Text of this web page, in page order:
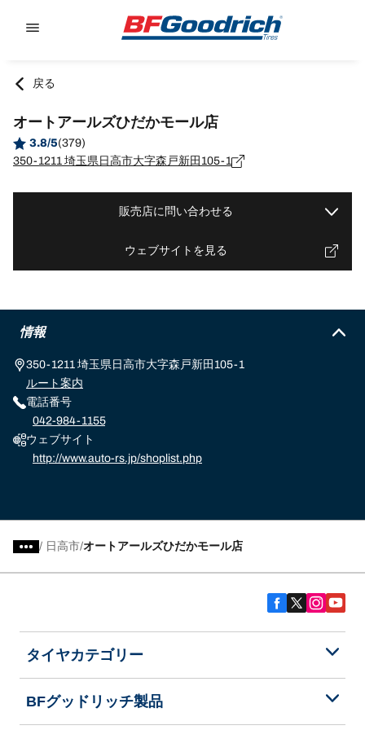
戻る
オートアールズひだかモール店
3.8/5(379)
350-1211 埼玉県日高市大字森戸新田105-1
販売店に問い合わせる
ウェブサイトを見る
情報
350-1211 埼玉県日高市大字森戸新田105-1
ルート案内
電話番号
042-984-1155
ウェブサイト
http://www.auto-rs.jp/shoplist.php
/ 日高市 オートアールズひだかモール店
タイヤカテゴリー
BFグッドリッチ製品